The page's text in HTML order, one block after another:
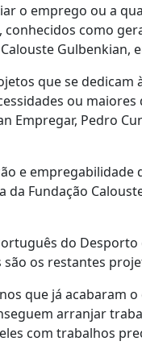
o emprego ou a
como
Gulbenkian,
que se
ou
Empregar, Pedro
e empregabilidade
Fundação
do
são os restantes
que já acabaram
arranjar
com trabalhos